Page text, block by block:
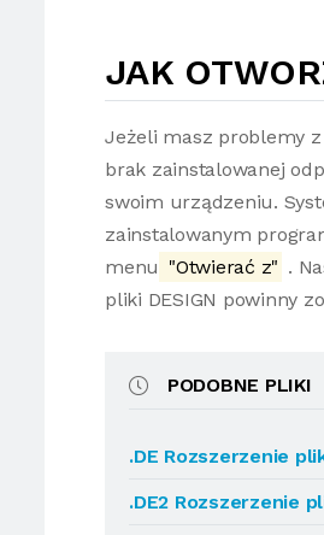
JAK
Jeżeli masz problemy
brak zainstalowanej
swoim urządzeniu.
zainstalowanym
menu "Otwierać z" .
pliki DESIGN powinny
PODOBNE PLIKI
.DE Rozszerzenie
.DE2 Rozszerzenie